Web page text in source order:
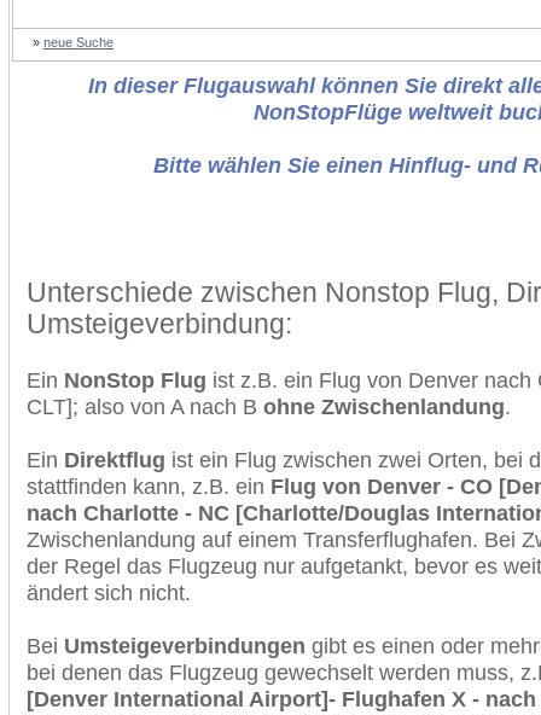
» neue Suche
In dieser Flugauswahl können Sie direkt
NonStopFlüge weltweit
Bitte wählen Sie einen Hinflug- und
Unterschiede zwischen Nonstop Flug,
Umsteigeverbindung:
Ein NonStop Flug ist z.B. ein Flug von Denver
CLT]; also von A nach B ohne Zwischenlandung.
Ein Direktflug ist ein Flug zwischen zwei Orten, bei
stattfinden kann, z.B. ein Flug von Denver - CO
nach Charlotte - NC [Charlotte/Douglas
Zwischenlandung auf einem Transferflughafen. Bei
der Regel das Flugzeug nur aufgetankt, bevor es
ändert sich nicht.
Bei Umsteigeverbindungen gibt es einen oder
bei denen das Flugzeug gewechselt werden muss,
[Denver International Airport]- Flughafen X -